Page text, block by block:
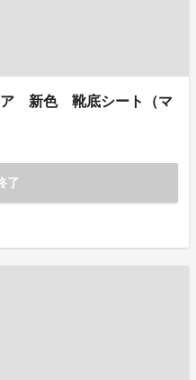
ア 新色 靴底シート（マ
了